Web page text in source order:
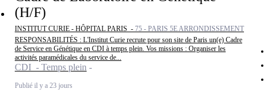
(H/F)
INSTITUT CURIE - HÔPITAL PARIS - 75 - PARIS 5E ARRONDISSEMENT
RESPONSABILITÉS : L'Institut Curie recrute pour son site de Paris un(e) Cadre
de Service en Génétique en CDI à temps plein. Vos missions : Organiser les
activités paramédicales du service de...
CDI - Temps plein
Publié il y a 23 jours